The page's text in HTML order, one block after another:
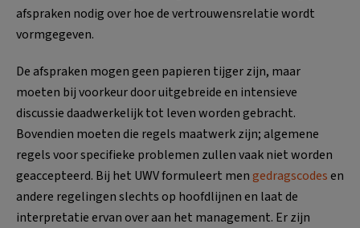
afspraken nodig over hoe de vertrouwensrelatie wordt
vormgegeven.
De afspraken mogen geen papieren tijger zijn, maar
moeten bij voorkeur door uitgebreide en intensieve
discussie daadwerkelijk tot leven worden gebracht.
Bovendien moeten die regels maatwerk zijn; algemene
regels voor specifieke problemen zullen vaak niet worden
geaccepteerd. Bij het UWV formuleert mengedragscodesen
andere regelingen slechts op hoofdlijnen en laat de
interpretatie ervan over aan het management. Er zijn